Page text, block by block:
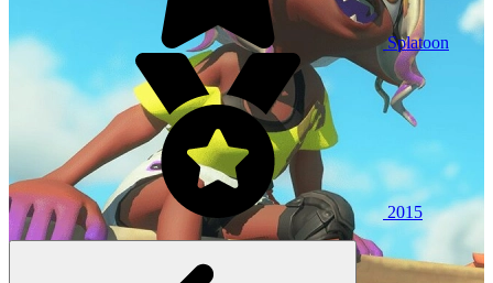
Splatoon
2015